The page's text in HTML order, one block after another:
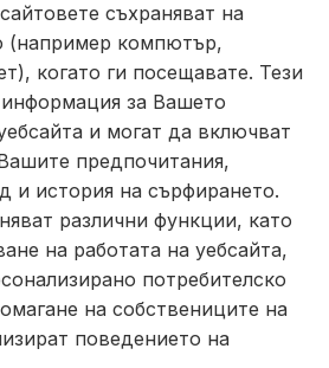
съхраняват на
(например компютър,
когато ги посещавате. Тези
за Вашето
и могат да включват
предпочитания,
и история на сърфирането.
различни функции, като
на работата на уебсайта,
потребителско
на собствениците на
поведението на